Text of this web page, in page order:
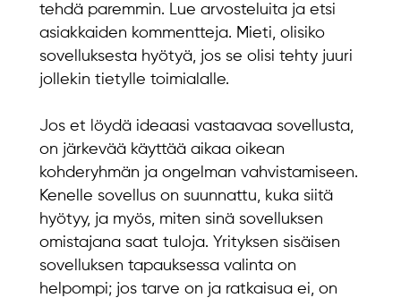
tehdä paremmin. Lue arvosteluita ja etsi
asiakkaiden kommentteja. Mieti, olisiko
sovelluksesta hyötyä, jos se olisi tehty juuri
jollekin tietylle toimialalle.
Jos et löydä ideaasi vastaavaa sovellusta,
on järkevää käyttää aikaa oikean
kohderyhmän ja ongelman vahvistamiseen.
Kenelle sovellus on suunnattu, kuka siitä
hyötyy, ja myös, miten sinä sovelluksen
omistajana saat tuloja. Yrityksen sisäisen
sovelluksen tapauksessa valinta on
helpompi; jos tarve on ja ratkaisua ei, on